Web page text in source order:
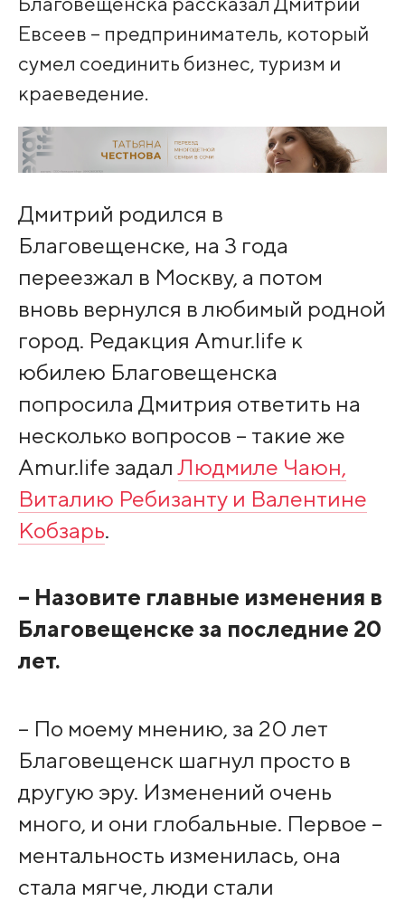
Евсеев – предприниматель, который
сумел соединить бизнес, туризм и
краеведение.
Дмитрий родился в
Благовещенске, на 3 года
переезжал в Москву, а потом
вновь вернулся в любимый родной
город. Редакция Amur.life к
юбилею Благовещенска
попросила Дмитрия ответить на
несколько вопросов – такие же
Amur.life задалЛюдмиле Чаюн,
Виталию Ребизанту и Валентине
Кобзарь.
– Назовите главные изменения в
Благовещенске за последние 20
лет.
– По моему мнению, за 20 лет
Благовещенск шагнул просто в
другую эру. Изменений очень
много, и они глобальные. Первое –
ментальность изменилась, она
стала мягче, люди стали